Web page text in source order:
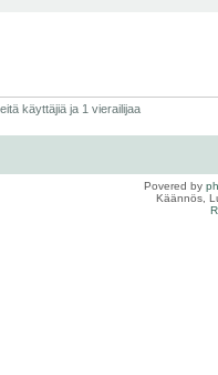
käyttäjiä ja 1 vierailijaa
Povered by
Käännös,